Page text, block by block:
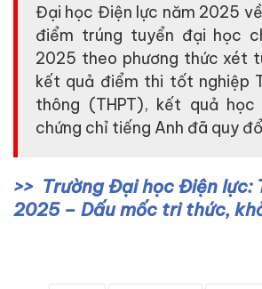
Đại học Điện lực năm 2025
điểm trúng tuyển đại học
2025 theo phương thức xét
kết quả điểm thi tốt nghiệp
thông (THPT), kết quả
chứng chỉ tiếng Anh đã quy
Trường Đại học Điện lực:
2025 – Dấu mốc tri thức,